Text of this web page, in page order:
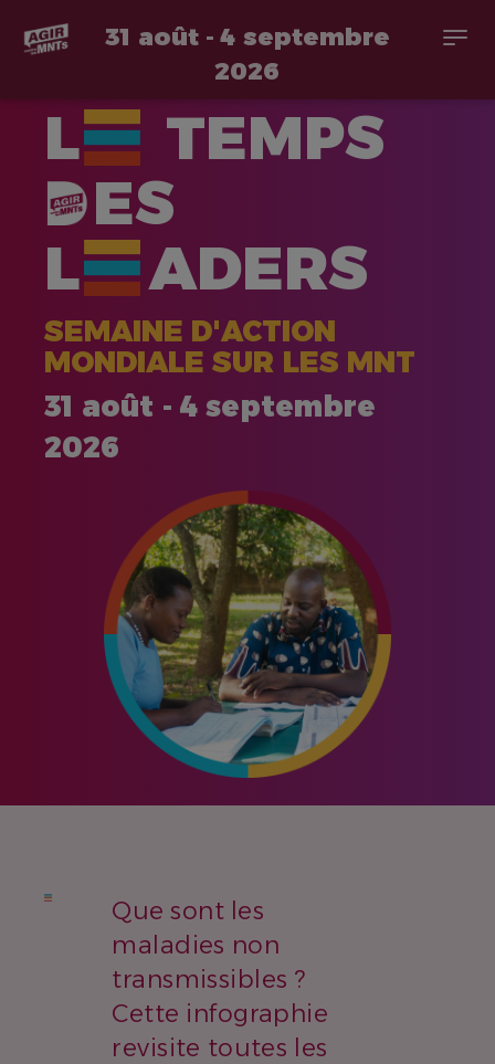
contenu
31 août - 4 septembre
2026
L
TEMPS
ES
L
ADERS
SEMAINE D'ACTION
MONDIALE SUR LES MNT
31 août - 4 septembre
2026
Que sont les
maladies non
transmissibles ?
Cette infographie
revisite toutes les